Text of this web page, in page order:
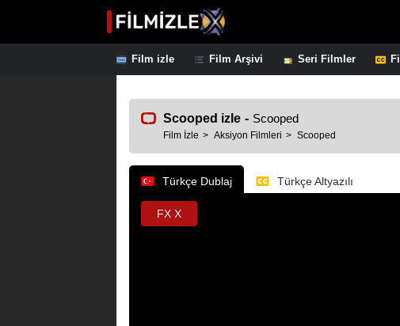
Film izle Film Arşivi Seri Filmler
Scooped izle - Scooped
Film İzle Aksiyon Filmleri Scooped
Türkçe Dublaj Türkçe Altyazılı
FX X